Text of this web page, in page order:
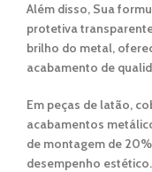
Além disso, Sua
protetiva
brilho do metal,
acabamento de
Em peças de latão,
acabamentos
de montagem de 20%
desempenho